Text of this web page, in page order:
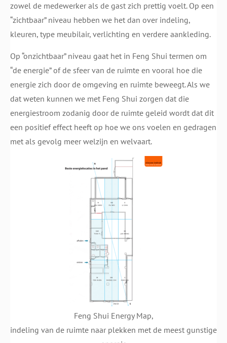
zowel de medewerker als de gast zich prettig voelt. Op een
“zichtbaar” niveau hebben we het dan over indeling,
kleuren, type meubilair, verlichting en verdere aankleding.
Op “onzichtbaar” niveau gaat het in Feng Shui termen om
“de energie” of de sfeer van de ruimte en vooral hoe die
energie zich door de omgeving en ruimte beweegt. Als we
dat weten kunnen we met Feng Shui zorgen dat die
energiestroom zodanig door de ruimte geleid wordt dat dit
een positief effect heeft op hoe we ons voelen en gedragen
met als gevolg meer welzijn en welvaart.
Feng Shui Energy Map,
indeling van de ruimte naar plekken met de meest gunstige